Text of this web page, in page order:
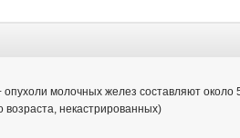
молочных желез составляют около
возраста, некастрированных)